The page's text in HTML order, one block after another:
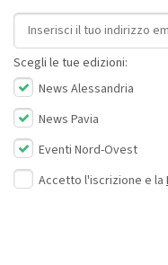
Indirizzo email
Scegli le tue edizioni:
News Alessandria
News Pavia
Eventi Nord-Ovest
Accetto l'iscrizione e la